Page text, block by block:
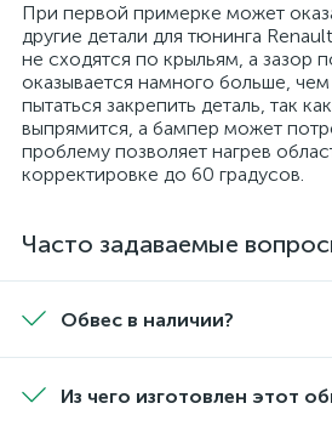
При первой примерке может
другие детали для тюнинга
не сходятся по крыльям, а зазор
оказывается намного больше,
пытаться закрепить деталь, так
выпрямится, а бампер может
проблему позволяет нагрев
корректировке до 60 градусов.
Часто задаваемые
Обвес в наличии?
Из чего изготовлен этот